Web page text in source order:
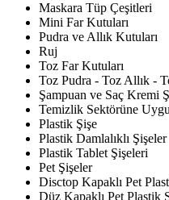
Maskara Tüp Çeşitleri
Mini Far Kutuları
Pudra ve Allık Kutuları
Ruj
Toz Far Kutuları
Toz Pudra - Toz Allık -
Şampuan ve Saç Kremi
Temizlik Sektörüne
Plastik Şişe
Plastik Damlalıklı Şişeler
Plastik Tablet Şişeleri
Pet Şişeler
Disctop Kapaklı Pet
Düz Kapaklı Pet Plastik